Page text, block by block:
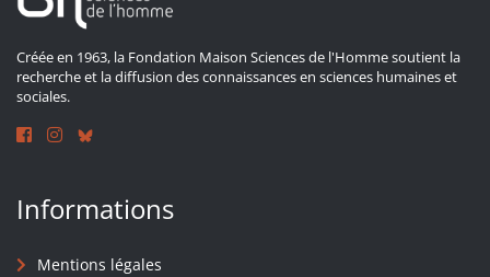
Créée en 1963, la Fondation Maison Sciences de l'Homme soutient la
recherche et la diffusion des connaissances en sciences humaines et
sociales.
Informations
Mentions légales